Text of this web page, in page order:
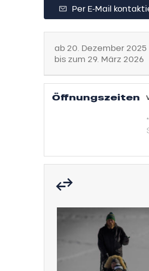
Per E-Mail
ab 20. Dezember 2025
bis zum 29. März 2026
Öffnungszeiten